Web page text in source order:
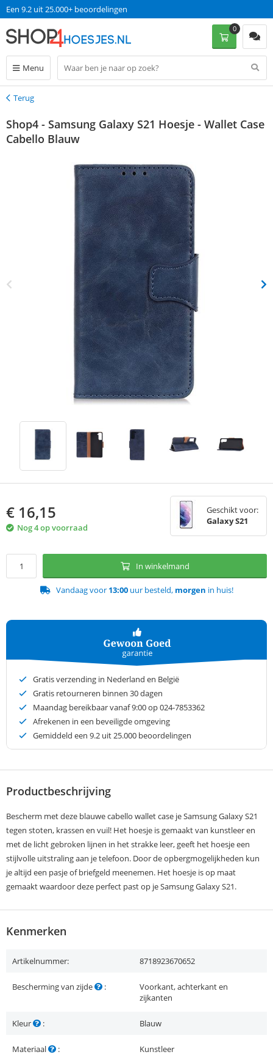
Een 9.2 uit 25.000+ beoordelingen
Menu
0
Terug
Terug
Shop4 - Samsung Galaxy S21 Hoesje - Wallet Case
Cabello Blauw
€ 16,15
Nog 4 op voorraad
Geschikt voor:
Galaxy S21
In winkelmand
Vandaag voor 13:00uur besteld, morgen in huis!
Gratis verzending in Nederland en België
Gratis retourneren binnen 30 dagen
Maandag bereikbaar vanaf 9:00 op 024-7853362
Afrekenen in een beveiligde omgeving
Gemiddeld een 9.2 uit 25.000 beoordelingen
Productbeschrijving
Bescherm met deze blauwe cabello wallet case je Samsung Galaxy S21
tegen stoten, krassen en vuil! Het hoesje is gemaakt van kunstleer en
met de licht gebroken lijnen in het strakke leer, geeft het hoesje een
stijlvolle uitstraling aan je telefoon. Door de opbergmogelijkheden kun
je altijd een pasje of briefgeld meenemen. Het hoesje is op maat
gemaakt waardoor deze perfect past op je Samsung Galaxy S21.
Kenmerken
Artikelnummer: 8718923670652
Bescherming van zijde :
Voorkant, achterkant en
zijkanten
Kleur : Blauw
Materiaal : Kunstleer